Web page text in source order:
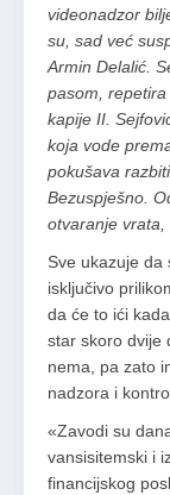
videonadzor
su, sad već
Armin Delalić.
pasom,
kapije II.
koja vode
pokušava
Bezuspješno.
otvaranje vrata,
Sve ukazuje da
isključivo
da će to ići
star skoro dvije
nema, pa zato
nadzora i
«Zavodi su
vansisitemski i
financijskog